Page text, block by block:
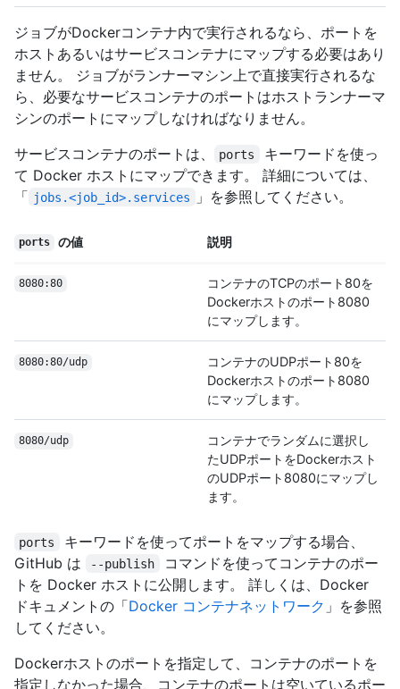
ジョブがDockerコンテナ内で実行されるなら、ポートを
ホストあるいはサービスコンテナにマップする必要はあり
ません。 ジョブがランナーマシン上で直接実行されるな
ら、必要なサービスコンテナのポートはホストランナーマ
シンのポートにマップしなければなりません。
サービスコンテナのポートは、
ports
キーワードを使っ
て Docker ホストにマップできます。 詳細については、
「 jobs.<job_id>.services 」を参照してください。
ports の値 説明
8080:80
コンテナのTCPのポート80を
Dockerホストのポート8080
にマップします。
8080:80/udp
コンテナのUDPポート80を
Dockerホストのポート8080
にマップします。
8080/udp
コンテナでランダムに選択し
たUDPポートをDockerホスト
のUDPポート8080にマップし
ます。
ports
キーワードを使ってポートをマップする場合、
GitHub は
--publish
コマンドを使ってコンテナのポー
トを Docker ホストに公開します。 詳しくは、Docker
ドキュメントの「Docker コンテナネットワーク 」を参照
してください。
Dockerホストのポートを指定して、コンテナのポートを
指定しなかった場合、コンテナのポートは空いているポー